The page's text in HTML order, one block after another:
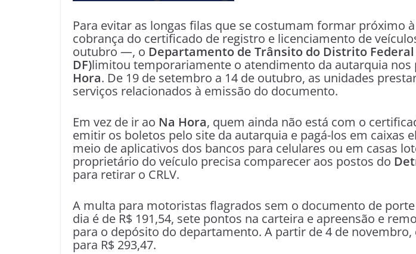
Para evitar as longas filas que se costumam formar próximo
cobrança do certificado de registro e licenciamento de
outubro —, o Departamento de Trânsito do Distrito
DF)limitou temporariamente o atendimento da autarquia nos
Hora. De 19 de setembro a 14 de outubro, as unidades
serviços relacionados à emissão do documento.
Em vez de ir ao Na Hora, quem ainda não está com o
emitir os boletos pelo site da autarquia e pagá-los em caixas
meio de aplicativos dos bancos para celulares ou em casas
proprietário do veículo precisa comparecer aos postos do
para retirar o CRLV.
A multa para motoristas flagrados sem o documento de
dia é de R$ 191,54, sete pontos na carteira e apreensão e
para o depósito do departamento. A partir de 4 de novembro,
para R$ 293,47.